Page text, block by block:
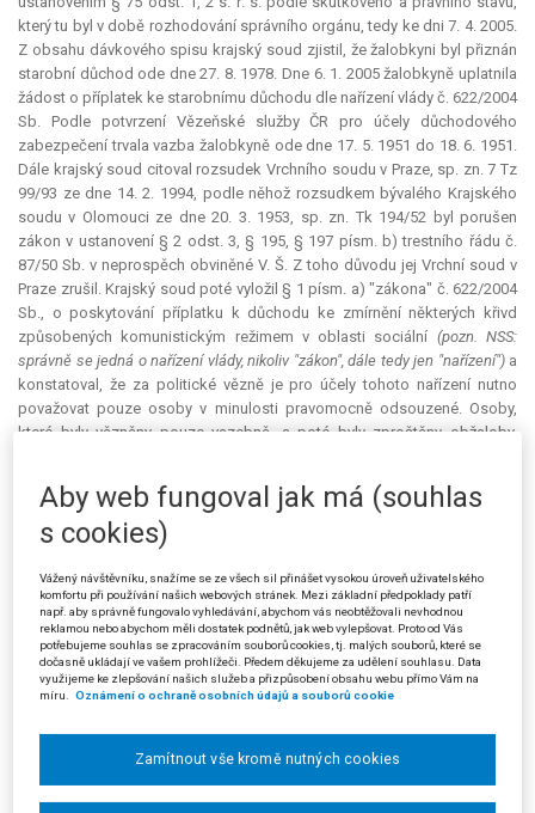
který tu byl v době rozhodování správního orgánu, tedy ke dni 7. 4. 2005.
Z obsahu dávkového spisu krajský soud zjistil, že žalobkyni byl přiznán
starobní důchod ode dne 27. 8. 1978. Dne 6. 1. 2005 žalobkyně uplatnila
žádost o příplatek ke starobnímu důchodu dle nařízení vlády č. 622/2004
Sb. Podle potvrzení Vězeňské služby ČR pro účely důchodového
zabezpečení trvala vazba žalobkyně ode dne 17. 5. 1951 do 18. 6. 1951.
Dále krajský soud citoval rozsudek Vrchního soudu v Praze, sp. zn. 7 Tz
99/93 ze dne 14. 2. 1994, podle něhož rozsudkem bývalého Krajského
soudu v Olomouci ze dne 20. 3. 1953, sp. zn. Tk 194/52 byl porušen
zákon v ustanovení § 2 odst. 3, § 195, § 197 písm. b) trestního řádu č.
87/50 Sb. v neprospěch obviněné V. Š. Z toho důvodu jej Vrchní soud v
Praze zrušil. Krajský soud poté vyložil § 1 písm. a) "zákona" č. 622/2004
Sb., o poskytování příplatku k důchodu ke zmírnění některých křivd
způsobených komunistickým režimem v oblasti sociální (pozn. NSS:
správně se jedná o nařízení vlády, nikoliv "zákon", dále tedy jen "nařízení")a
konstatoval, že za politické vězně je pro účely tohoto nařízení nutno
považovat pouze osoby v minulosti pravomocně odsouzené. Osoby,
které byly vězněny pouze vazebně, a poté byly zproštěny obžaloby,
byly rehabilitovány podle ustanovení § 33 odst. 2 zákona č. 119/1990
Sb., o soudní rehabilitaci, ve znění pozdějších předpisů. Z tohoto
důvodu krajský soud vyhodnotil žalobu jako nedůvodnou. Pouze pro
úplnost uvedl, že na základě nařízení č. 405/2005 Sb. ze dne 21. 9. 2005
došlo k datu účinnosti tohoto nařízení, tj. 1. 11. 2005, ke změně
citovaného nařízení č. 622/2004 Sb., neboť k § 1 odst. 1 písm. a) byla
vložena slova"popřípadě byli nezákonně zbaveni osobní svobody a byli
rehabilitováni podle § 33 odst. 2 zákona č. 119/1990 Sb."Krajský soud
však nemohl vzít tuto novelu v potaz, neboť napadené rozhodnutí
žalované bylo vydáno již dne 7. 4. 2005, tedy před účinností této novely
Proti napadenému rozsudku žalobkyně brojilakasační stížností
označenou jako odvolání, v níž uvedla, že krajský soud rozhodl na
Aby web fungoval jak má (souhlas
s cookies)
Vážený návštěvníku, snažíme se ze všech sil přinášet vysokou úroveň uživatelského
komfortu při používání našich webových stránek. Mezi základní předpoklady patří
např. aby správně fungovalo vyhledávání, abychom vás neobtěžovali nevhodnou
reklamou nebo abychom měli dostatek podnětů, jak web vylepšovat. Proto od Vás
potřebujeme souhlas se zpracováním souborů cookies, tj. malých souborů, které se
dočasně ukládají ve vašem prohlížeči. Předem děkujeme za udělení souhlasu. Data
využijeme ke zlepšování našich služeb a přizpůsobení obsahu webu přímo Vám na
míru. Oznámení o ochraně osobních údajů a souborů cookie
Zamítnout vše kromě nutných cookies